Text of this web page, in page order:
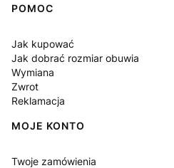
Linki w stopce
POMOC
Jak kupować
Jak dobrać rozmiar obuwia
Wymiana
Zwrot
Reklamacja
MOJE KONTO
Twoje zamówienia